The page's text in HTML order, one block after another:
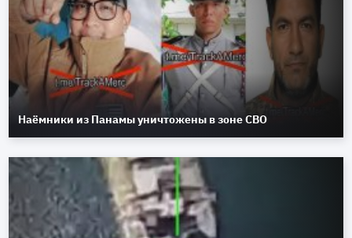
Наёмники из Панамы уничтожены в зоне СВО